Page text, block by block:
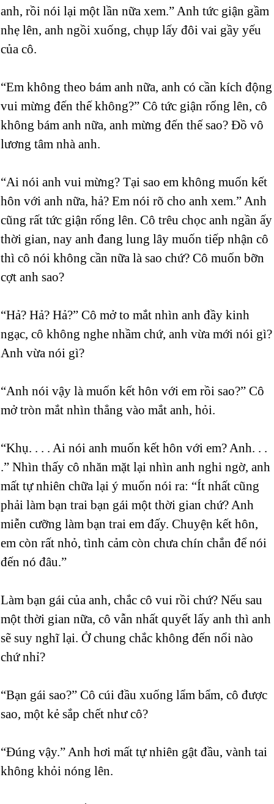
anh, rồi nói lại một lần nữa xem.” Anh tức giận gầm
nhẹ lên, anh ngồi xuống, chụp lấy đôi vai gầy yếu
của cô.
“Em không theo bám anh nữa, anh có cần kích động
vui mừng đến thế không?” Cô tức giận rống lên, cô
không bám anh nữa, anh mừng đến thế sao? Đồ vô
lương tâm nhà anh.
“Ai nói anh vui mừng? Tại sao em không muốn kết
hôn với anh nữa, hả? Em nói rõ cho anh xem.” Anh
cũng rất tức giận rống lên. Cô trêu chọc anh ngần ấy
thời gian, nay anh đang lung lây muốn tiếp nhận cô
thì cô nói không cần nữa là sao chứ? Cô muốn bỡn
cợt anh sao?
“Hả? Hả? Hả?” Cô mở to mắt nhìn anh đầy kinh
ngạc, cô không nghe nhầm chứ, anh vừa mới nói gì?
Anh vừa nói gì?
“Anh nói vậy là muốn kết hôn với em rồi sao?” Cô
mở tròn mắt nhìn thẳng vào mắt anh, hỏi.
“Khụ. . . . Ai nói anh muốn kết hôn với em? Anh. . .
.” Nhìn thấy cô nhăn mặt lại nhìn anh nghi ngờ, anh
mất tự nhiên chữa lại ý muốn nói ra: “Ít nhất cũng
phải làm bạn trai bạn gái một thời gian chứ? Anh
miễn cưỡng làm bạn trai em đấy. Chuyện kết hôn,
em còn rất nhỏ, tình cảm còn chưa chín chắn để nói
đến nó đâu.”
Làm bạn gái của anh, chắc cô vui rồi chứ? Nếu sau
một thời gian nữa, cô vẫn nhất quyết lấy anh thì anh
sẽ suy nghĩ lại. Ở chung chắc không đến nổi nào
chứ nhỉ?
“Bạn gái sao?” Cô cúi đầu xuống lẩm bẩm, cô được
sao, một kẻ sắp chết như cô?
“Đúng vậy.” Anh hơi mất tự nhiên gật đầu, vành tai
không khỏi nóng lên.